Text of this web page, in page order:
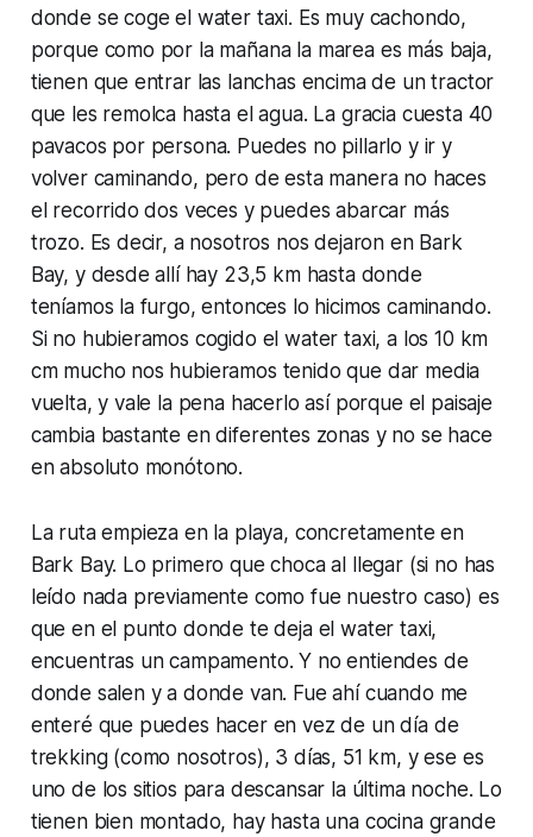
donde se coge el water taxi. Es muy cachondo,
porque como por la mañana la marea es más baja,
tienen que entrar las lanchas encima de un tractor
que les remolca hasta el agua. La gracia cuesta 40
pavacos por persona. Puedes no pillarlo y ir y
volver caminando, pero de esta manera no haces
el recorrido dos veces y puedes abarcar más
trozo. Es decir, a nosotros nos dejaron en Bark
Bay, y desde allí hay 23,5 km hasta donde
teníamos la furgo, entonces lo hicimos caminando.
Si no hubieramos cogido el water taxi, a los 10 km
cm mucho nos hubieramos tenido que dar media
vuelta, y vale la pena hacerlo así porque el paisaje
cambia bastante en diferentes zonas y no se hace
en absoluto monótono.
La ruta empieza en la playa, concretamente en
Bark Bay. Lo primero que choca al llegar (si no has
leído nada previamente como fue nuestro caso) es
que en el punto donde te deja el water taxi,
encuentras un campamento. Y no entiendes de
donde salen y a donde van. Fue ahí cuando me
enteré que puedes hacer en vez de un día de
trekking (como nosotros), 3 días, 51 km, y ese es
uno de los sitios para descansar la última noche. Lo
tienen bien montado, hay hasta una cocina grande